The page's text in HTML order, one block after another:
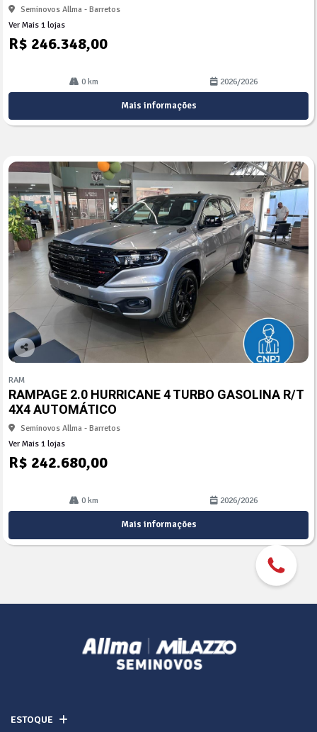
Seminovos Allma - Barretos
Ver Mais 1 lojas
R$ 246.348,00
0 km 2026/2026
Mais informações
Co
arti
lhe
RAM
RAMPAGE 2.0 HURRICANE 4 TURBO GASOLINA R/T
4X4 AUTOMÁTICO
Seminovos Allma - Barretos
Ver Mais 1 lojas
R$ 242.680,00
0 km 2026/2026
Mais informações
ESTOQUE